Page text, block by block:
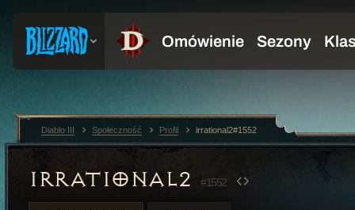
IRRATIONAL2 #1552
Diablo III Społeczność Profil irrational2#1552